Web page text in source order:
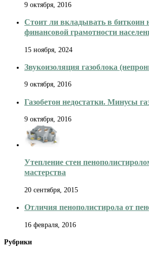
9 октября, 2016
Стоит ли вкладывать в биткоин
финансовой грамотности
15 ноября, 2024
Звукоизоляция газоблока
9 октября, 2016
Газобетон недостатки. Минусы
9 октября, 2016
Утепление стен
мастерства
20 сентября, 2015
Отличия пенополистирола от
16 февраля, 2016
Рубрики